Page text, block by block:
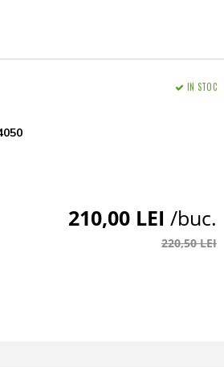
IN STOC
210,00 LEI /buc.
220,50 LEI